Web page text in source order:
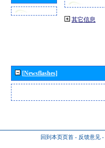
其它信息
[Newsflashes]
回到本页页首 - 反馈意见 -